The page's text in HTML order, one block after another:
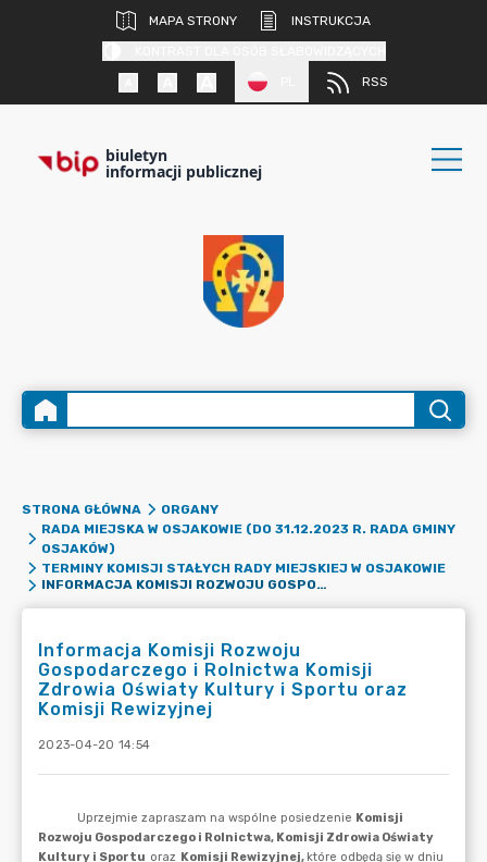
MAPA STRONY
INSTRUKCJA
RSS
biuletyn
informacji publicznej
STRONA GŁÓWNA
ORGANY
RADA MIEJSKA W OSJAKOWIE (DO 31.12.2023 R. RADA GMINY
OSJAKÓW)
TERMINY KOMISJI STAŁYCH RADY MIEJSKIEJ W OSJAKOWIE
INFORMACJA KOMISJI ROZWOJU GOSPODARCZEGO I ROLNICTWA KOMISJI ZDROWIA OŚWIATY KULTURY I SPORTU ORAZ KOMISJI REWIZYJNEJ
Informacja Komisji Rozwoju
Gospodarczego i Rolnictwa Komisji
Zdrowia Oświaty Kultury i Sportu oraz
Komisji Rewizyjnej
2023-04-20 14:54